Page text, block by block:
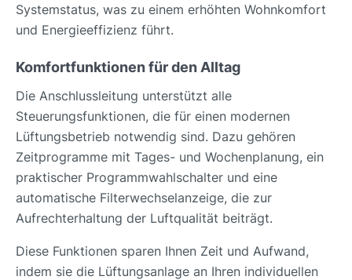
Systemstatus, was zu einem erhöhten Wohnkomfort
und Energieeffizienz führt.
Komfortfunktionen für den Alltag
Die Anschlussleitung unterstützt alle
Steuerungsfunktionen, die für einen modernen
Lüftungsbetrieb notwendig sind. Dazu gehören
Zeitprogramme mit Tages- und Wochenplanung, ein
praktischer Programmwahlschalter und eine
automatische Filterwechselanzeige, die zur
Aufrechterhaltung der Luftqualität beiträgt.
Diese Funktionen sparen Ihnen Zeit und Aufwand,
indem sie die Lüftungsanlage an Ihren individuellen